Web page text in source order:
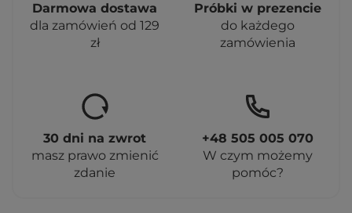
Darmowa dostawa
dla zamówień od 129
zł
Próbki w prezencie
do każdego
zamówienia
30 dni na zwrot
masz prawo zmienić
zdanie
+48 505 005 070
W czym możemy
pomóc?